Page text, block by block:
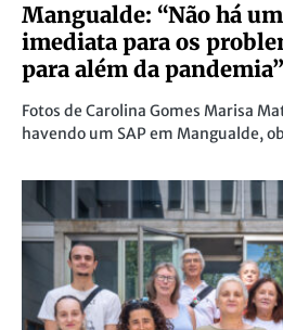
Mangualde: “Não há
imediata para os
para além da pandemia”
Fotos de Carolina Gomes Marisa
havendo um SAP em Mangualde,